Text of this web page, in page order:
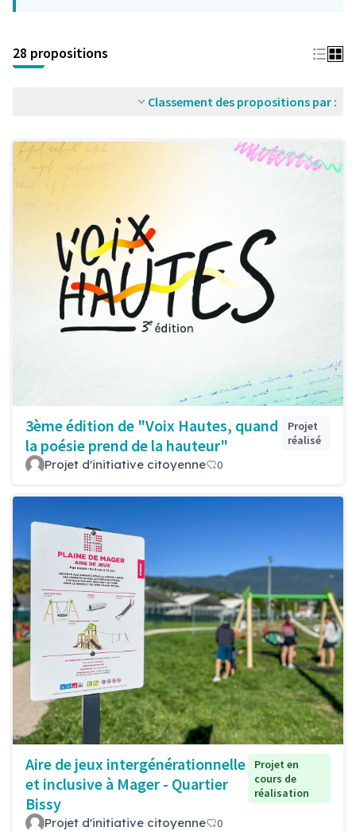
28 propositions
Classement des propositions par :
3ème édition de "Voix Hautes, quand
la poésie prend de la hauteur"
Projet
réalisé
Projet d'initiative citoyenne 0
Aire de jeux intergénérationnelle
et inclusive à Mager - Quartier
Bissy
Projet en
cours de
réalisation
Projet d'initiative citoyenne 0